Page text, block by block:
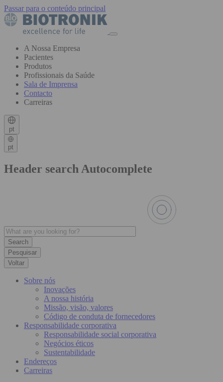
Passar para o conteúdo principal
A Nossa Empresa
Pacientes
Produtos
Profissionais da Saúde
Sala de Imprensa
Contacto
Carreiras
pt
pt
Header search Autocomplete
Pesquisar
Voltar
Sobre nós
Inovações
A nossa história
Missão, visão, valores
Código de conduta de fornecedores
Responsabilidade corporativa
Responsabilidade social corporativa
Negócios éticos
Sustentabilidade
Endereços
Carreiras